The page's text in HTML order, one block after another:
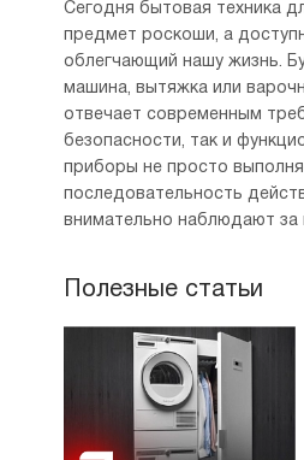
Сегодня бытовая техника
предмет роскоши, а
облегчающий нашу жизнь.
машина, вытяжка или
отвечает современным
безопасности, так и
приборы не просто
последовательность
внимательно наблюдают за
Полезные статьи